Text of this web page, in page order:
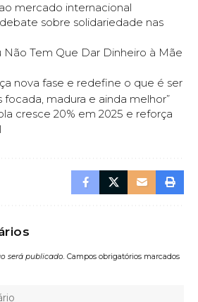
mercado internacional
sobre solidariedade nas
Não Tem Que Dar Dinheiro à Mãe
nova fase e redefine o que é ser
focada, madura e ainda melhor”
cresce 20% em 2025 e reforça
será publicado. Campos obrigatórios marcados